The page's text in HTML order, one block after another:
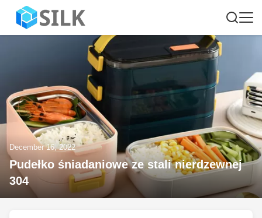
December 16, 2022
Pudełko śniadaniowe ze stali nierdzewnej
304